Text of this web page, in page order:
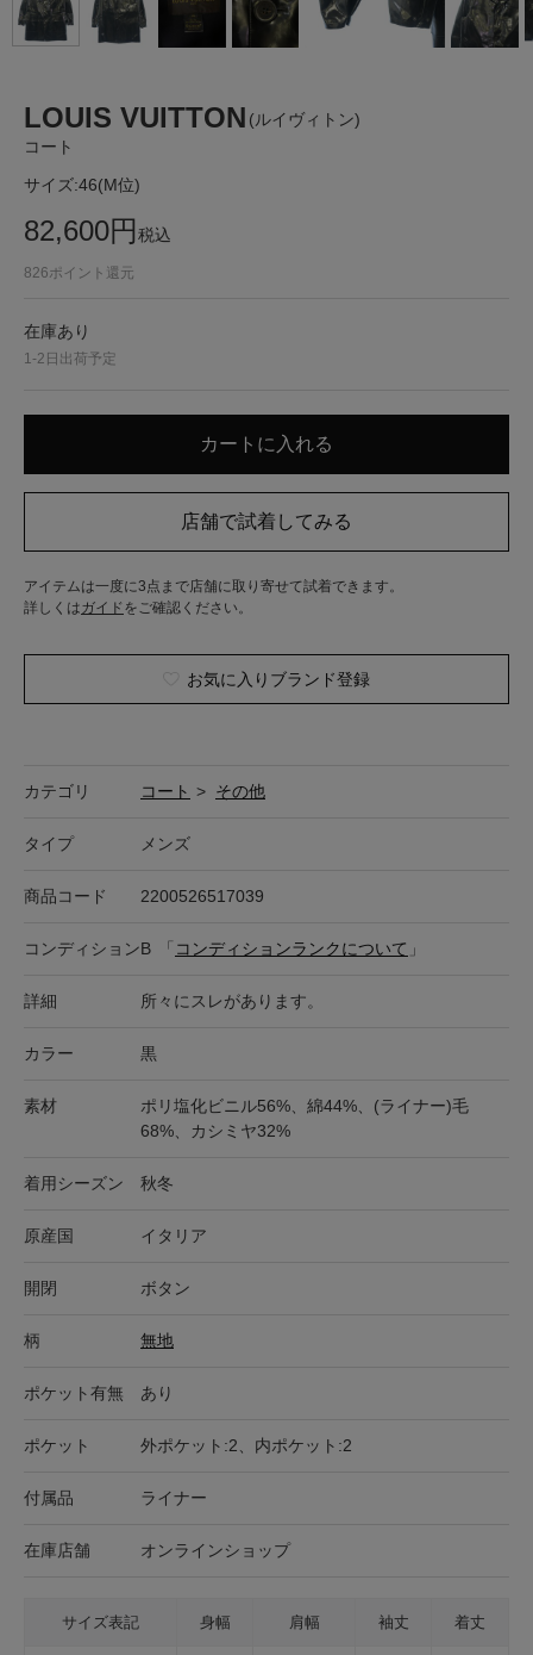
LOUIS VUITTON (ルイヴィトン)
コート
サイズ:46(M位)
82,600円税込
826ポイント還元
在庫あり
1-2日出荷予定
アイテムは一度に3点まで店舗に取り寄せて試着できます。
詳しくはガイド をご確認ください。
お気に入りブランド登録
カテゴリ コート > その他
タイプ メンズ
商品コード 2200526517039
コンディションB 「 コンディションランクについて 」
詳細 所々にスレがあります。
カラー 黒
素材
ポリ塩化ビニル56%、綿44%、(ライナー)毛
68%、カシミヤ32%
着用シーズン 秋冬
原産国 イタリア
開閉 ボタン
柄 無地
ポケット有無 あり
ポケット 外ポケット:2、内ポケット:2
付属品 ライナー
在庫店舗 オンラインショップ
サイズ表記 身幅 肩幅 袖丈 着丈